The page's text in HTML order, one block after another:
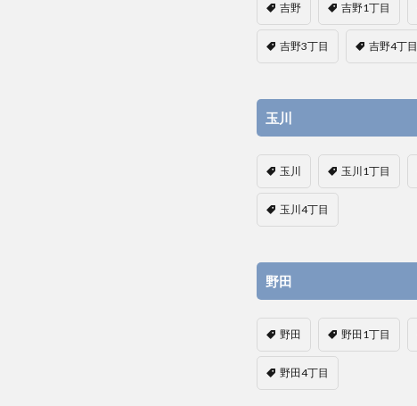
吉野 吉野1丁目
吉野3丁目 吉野4丁目
玉川
玉川 玉川1丁目
玉川4丁目
野田
野田 野田1丁目
野田4丁目